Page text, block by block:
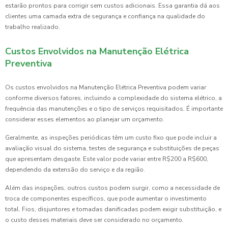
estarão prontos para corrigir sem custos adicionais. Essa garantia dá aos
clientes uma camada extra de segurança e confiança na qualidade do
trabalho realizado.
Custos Envolvidos na Manutenção Elétrica
Preventiva
Os custos envolvidos na Manutenção Elétrica Preventiva podem variar
conforme diversos fatores, incluindo a complexidade do sistema elétrico, a
frequência das manutenções e o tipo de serviços requisitados. É importante
considerar esses elementos ao planejar um orçamento.
Geralmente, as inspeções periódicas têm um custo fixo que pode incluir a
avaliação visual do sistema, testes de segurança e substituições de peças
que apresentam desgaste. Este valor pode variar entre R$200 a R$600,
dependendo da extensão do serviço e da região.
Além das inspeções, outros custos podem surgir, como a necessidade de
troca de componentes específicos, que pode aumentar o investimento
total. Fios, disjuntores e tomadas danificadas podem exigir substituição, e
o custo desses materiais deve ser considerado no orçamento.